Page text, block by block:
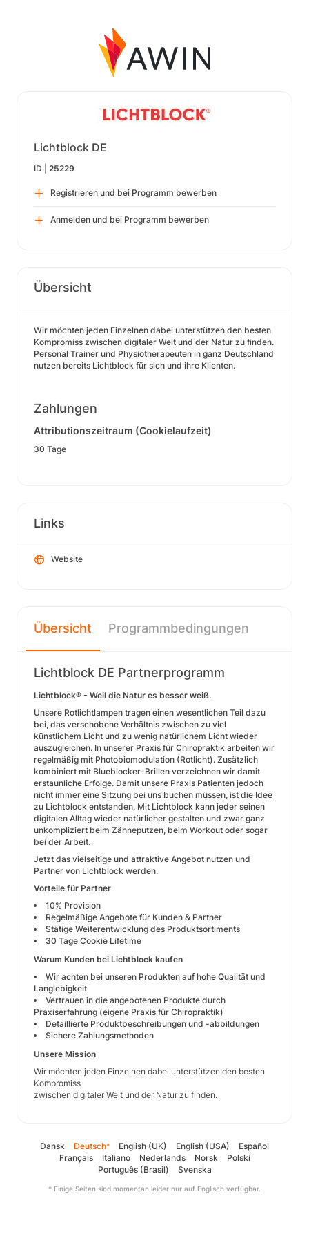
Lichtblock DE
ID | 25229
Registrieren und bei Programm bewerben
Anmelden und bei Programm bewerben
Übersicht
Wir möchten jeden Einzelnen dabei unterstützen den besten
Kompromiss zwischen digitaler Welt und der Natur zu finden.
Personal Trainer und Physiotherapeuten in ganz Deutschland
nutzen bereits Lichtblock für sich und ihre Klienten.
Zahlungen
Attributionszeitraum (Cookielaufzeit)
30 Tage
Links
Website
Übersicht Programmbedingungen
Lichtblock DE Partnerprogramm
Lichtblock® - Weil die Natur es besser weiß.
Unsere Rotlichtlampen tragen einen wesentlichen Teil dazu
bei, das verschobene Verhältnis zwischen zu viel
künstlichem Licht und zu wenig natürlichem Licht wieder
auszugleichen. In unserer Praxis für Chiropraktik arbeiten wir
regelmäßig mit Photobiomodulation (Rotlicht). Zusätzlich
kombiniert mit Blueblocker-Brillen verzeichnen wir damit
erstaunliche Erfolge. Damit unsere Praxis Patienten jedoch
nicht immer eine Sitzung bei uns buchen müssen, ist die Idee
zu Lichtblock entstanden. Mit Lichtblock kann jeder seinen
digitalen Alltag wieder natürlicher gestalten und zwar ganz
unkompliziert beim Zähneputzen, beim Workout oder sogar
bei der Arbeit.
Jetzt das vielseitige und attraktive Angebot nutzen und
Partner von Lichtblock werden.
Vorteile für Partner
10% Provision
Regelmäßige Angebote für Kunden & Partner
Stätige Weiterentwicklung des Produktsortiments
30 Tage Cookie Lifetime
Warum Kunden bei Lichtblock kaufen
Wir achten bei unseren Produkten auf hohe Qualität und
Langlebigkeit
Vertrauen in die angebotenen Produkte durch
Praxiserfahrung (eigene Praxis für Chiropraktik)
Detaillierte Produktbeschreibungen und -abbildungen
Sichere Zahlungsmethoden
Unsere Mission
Wir möchten jeden Einzelnen dabei unterstützen den besten
Kompromiss
zwischen digitaler Welt und der Natur zu finden.
Dansk Deutsch* English (UK) English (USA)
Español
Français
Italiano Nederlands Norsk
Polski
Português (Brasil)
Svenska
* Einige Seiten sind momentan leider nur auf Englisch verfügbar.